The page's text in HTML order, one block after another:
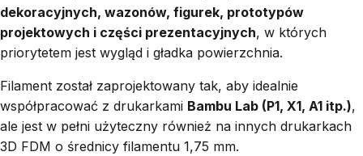
dekoracyjnych, wazonów, figurek, prototypów
projektowych i części prezentacyjnych, w których
priorytetem jest wygląd i gładka powierzchnia.
Filament został zaprojektowany tak, aby idealnie
współpracować z drukarkami Bambu Lab (P1, X1, A1 itp.),
ale jest w pełni użyteczny również na innych drukarkach
3D FDM o średnicy filamentu 1,75 mm.